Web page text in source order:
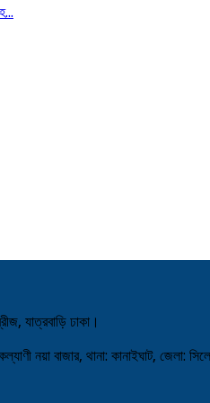
যাত্রবাড়ি ঢাকা।
নয়া বাজার, থানা: কানাইঘাট, জেলা: